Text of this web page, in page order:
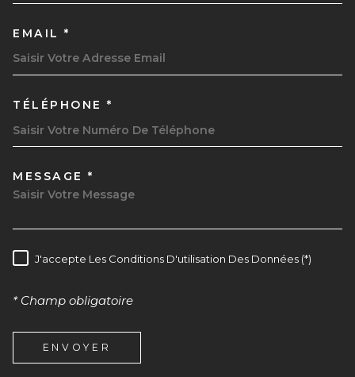
EMAIL *
TÉLÉPHONE *
MESSAGE *
RÈGLEMENTATION
J'accepte Les Conditions D'utilisation Des Données (*)
* Champ obligatoire
ENVOYER